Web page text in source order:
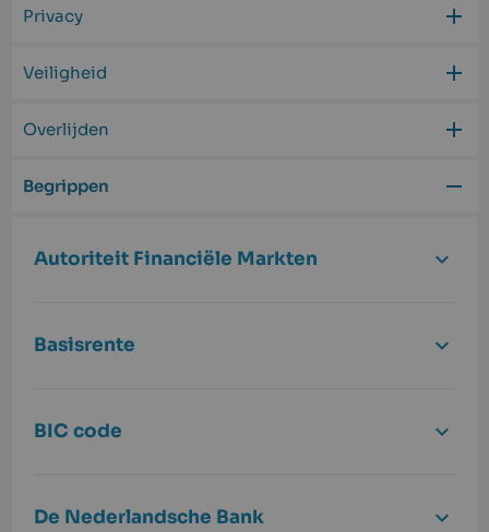
Privacy
Veiligheid
Overlijden
Begrippen
Autoriteit Financiële Markten
Basisrente
BIC code
De Nederlandsche Bank